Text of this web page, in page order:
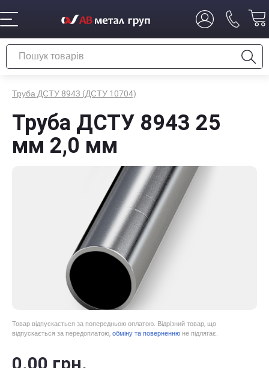
Труба ДСТУ 8943 (ДСТУ 10704)
Труба ДСТУ 8943 25
мм 2,0 мм
Товар відпускається за попередньою оплатою. Відрізний товар, що
відпускається за передоплатою, обміну та поверненню не підлягає.
0.00 грн.